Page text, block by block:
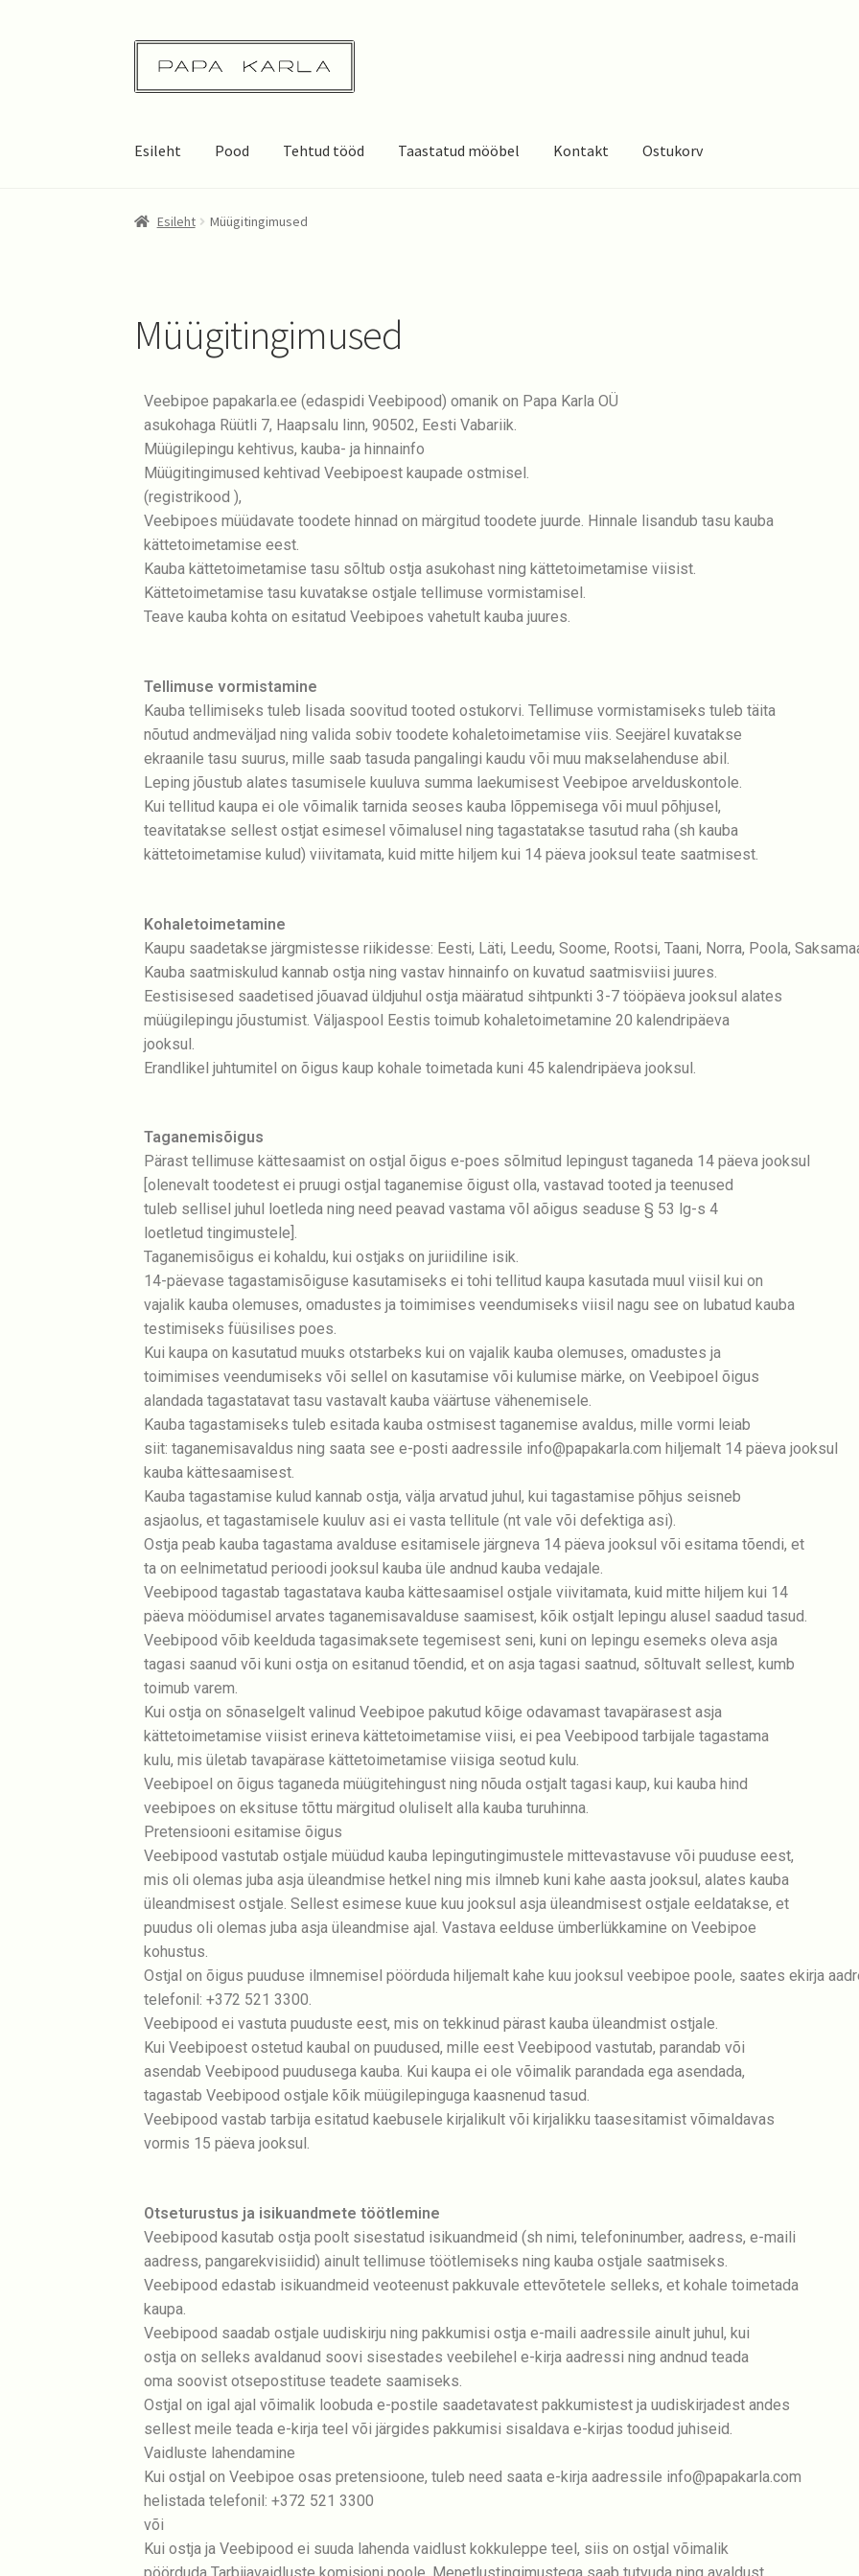
Esileht Pood Tehtud tööd Taastatud mööbel Kontakt Ostukorv
Esileht Müügitingimused
Müügitingimused
Veebipoe papakarla.ee (edaspidi Veebipood) omanik on Papa Karla OÜ
asukohaga Rüütli 7, Haapsalu linn, 90502, Eesti Vabariik.
Müügilepingu kehtivus, kauba- ja hinnainfo
Müügitingimused kehtivad Veebipoest kaupade ostmisel.
(registrikood ),
Veebipoes müüdavate toodete hinnad on märgitud toodete juurde. Hinnale lisandub tasu kauba
kättetoimetamise eest.
Kauba kättetoimetamise tasu sõltub ostja asukohast ning kättetoimetamise viisist.
Kättetoimetamise tasu kuvatakse ostjale tellimuse vormistamisel.
Teave kauba kohta on esitatud Veebipoes vahetult kauba juures.
Tellimuse vormistamine
Kauba tellimiseks tuleb lisada soovitud tooted ostukorvi. Tellimuse vormistamiseks tuleb täita
nõutud andmeväljad ning valida sobiv toodete kohaletoimetamise viis. Seejärel kuvatakse
ekraanile tasu suurus, mille saab tasuda pangalingi kaudu või muu makselahenduse abil.
Leping jõustub alates tasumisele kuuluva summa laekumisest Veebipoe arvelduskontole.
Kui tellitud kaupa ei ole võimalik tarnida seoses kauba lõppemisega või muul põhjusel,
teavitatakse sellest ostjat esimesel võimalusel ning tagastatakse tasutud raha (sh kauba
kättetoimetamise kulud) viivitamata, kuid mitte hiljem kui 14 päeva jooksul teate saatmisest.
Kohaletoimetamine
Kaupu saadetakse järgmistesse riikidesse: Eesti, Läti, Leedu, Soome, Rootsi, Taani, Norra, Poola,
Kauba saatmiskulud kannab ostja ning vastav hinnainfo on kuvatud saatmisviisi juures.
Eestisisesed saadetised jõuavad üldjuhul ostja määratud sihtpunkti 3-7 tööpäeva jooksul alates
müügilepingu jõustumist. Väljaspool Eestis toimub kohaletoimetamine 20 kalendripäeva
jooksul.
Erandlikel juhtumitel on õigus kaup kohale toimetada kuni 45 kalendripäeva jooksul.
Taganemisõigus
Pärast tellimuse kättesaamist on ostjal õigus e-poes sõlmitud lepingust taganeda 14 päeva jooksul
[olenevalt toodetest ei pruugi ostjal taganemise õigust olla, vastavad tooted ja teenused
tuleb sellisel juhul loetleda ning need peavad vastama võl aõigus seaduse § 53 lg-s 4
loetletud tingimustele].
Taganemisõigus ei kohaldu, kui ostjaks on juriidiline isik.
14-päevase tagastamisõiguse kasutamiseks ei tohi tellitud kaupa kasutada muul viisil kui on
vajalik kauba olemuses, omadustes ja toimimises veendumiseks viisil nagu see on lubatud kauba
testimiseks füüsilises poes.
Kui kaupa on kasutatud muuks otstarbeks kui on vajalik kauba olemuses, omadustes ja
toimimises veendumiseks või sellel on kasutamise või kulumise märke, on Veebipoel õigus
alandada tagastatavat tasu vastavalt kauba väärtuse vähenemisele.
Kauba tagastamiseks tuleb esitada kauba ostmisest taganemise avaldus, mille vormi leiab
siit: taganemisavaldus ning saata see e-posti aadressile info@papakarla.com hiljemalt 14 päeva jooksul
kauba kättesaamisest.
Kauba tagastamise kulud kannab ostja, välja arvatud juhul, kui tagastamise põhjus seisneb
asjaolus, et tagastamisele kuuluv asi ei vasta tellitule (nt vale või defektiga asi).
Ostja peab kauba tagastama avalduse esitamisele järgneva 14 päeva jooksul või esitama tõendi, et
ta on eelnimetatud perioodi jooksul kauba üle andnud kauba vedajale.
Veebipood tagastab tagastatava kauba kättesaamisel ostjale viivitamata, kuid mitte hiljem kui 14
päeva möödumisel arvates taganemisavalduse saamisest, kõik ostjalt lepingu alusel saadud tasud.
Veebipood võib keelduda tagasimaksete tegemisest seni, kuni on lepingu esemeks oleva asja
tagasi saanud või kuni ostja on esitanud tõendid, et on asja tagasi saatnud, sõltuvalt sellest, kumb
toimub varem.
Kui ostja on sõnaselgelt valinud Veebipoe pakutud kõige odavamast tavapärasest asja
kättetoimetamise viisist erineva kättetoimetamise viisi, ei pea Veebipood tarbijale tagastama
kulu, mis ületab tavapärase kättetoimetamise viisiga seotud kulu.
Veebipoel on õigus taganeda müügitehingust ning nõuda ostjalt tagasi kaup, kui kauba hind
veebipoes on eksituse tõttu märgitud oluliselt alla kauba turuhinna.
Pretensiooni esitamise õigus
Veebipood vastutab ostjale müüdud kauba lepingutingimustele mittevastavuse või puuduse eest,
mis oli olemas juba asja üleandmise hetkel ning mis ilmneb kuni kahe aasta jooksul, alates kauba
üleandmisest ostjale. Sellest esimese kuue kuu jooksul asja üleandmisest ostjale eeldatakse, et
puudus oli olemas juba asja üleandmise ajal. Vastava eelduse ümberlükkamine on Veebipoe
kohustus.
Ostjal on õigus puuduse ilmnemisel pöörduda hiljemalt kahe kuu jooksul veebipoe poole, saates ekirja
telefonil: +372 521 3300.
Veebipood ei vastuta puuduste eest, mis on tekkinud pärast kauba üleandmist ostjale.
Kui Veebipoest ostetud kaubal on puudused, mille eest Veebipood vastutab, parandab või
asendab Veebipood puudusega kauba. Kui kaupa ei ole võimalik parandada ega asendada,
tagastab Veebipood ostjale kõik müügilepinguga kaasnenud tasud.
Veebipood vastab tarbija esitatud kaebusele kirjalikult või kirjalikku taasesitamist võimaldavas
vormis 15 päeva jooksul.
Otseturustus ja isikuandmete töötlemine
Veebipood kasutab ostja poolt sisestatud isikuandmeid (sh nimi, telefoninumber, aadress, e-maili
aadress, pangarekvisiidid) ainult tellimuse töötlemiseks ning kauba ostjale saatmiseks.
Veebipood edastab isikuandmeid veoteenust pakkuvale ettevõtetele selleks, et kohale toimetada
kaupa.
Veebipood saadab ostjale uudiskirju ning pakkumisi ostja e-maili aadressile ainult juhul, kui
ostja on selleks avaldanud soovi sisestades veebilehel e-kirja aadressi ning andnud teada
oma soovist otsepostituse teadete saamiseks.
Ostjal on igal ajal võimalik loobuda e-postile saadetavatest pakkumistest ja uudiskirjadest andes
sellest meile teada e-kirja teel või järgides pakkumisi sisaldava e-kirjas toodud juhiseid.
Vaidluste lahendamine
Kui ostjal on Veebipoe osas pretensioone, tuleb need saata e-kirja aadressile info@papakarla.com
helistada telefonil: +372 521 3300
või
Kui ostja ja Veebipood ei suuda lahenda vaidlust kokkuleppe teel, siis on ostjal võimalik